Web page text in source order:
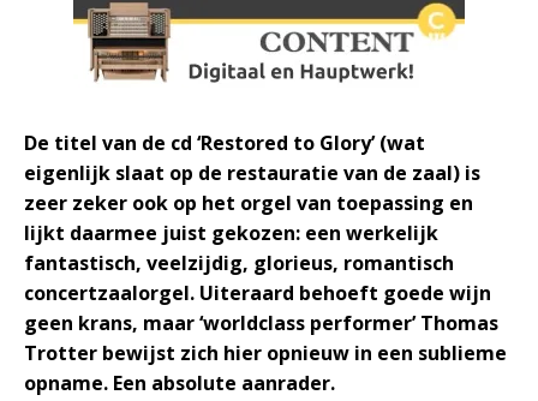
De titel van de cd ‘Restored to Glory’ (wat
eigenlijk slaat op de restauratie van de zaal) is
zeer zeker ook op het orgel van toepassing en
lijkt daarmee juist gekozen: een werkelijk
fantastisch, veelzijdig, glorieus, romantisch
concertzaalorgel. Uiteraard behoeft goede wijn
geen krans, maar ‘worldclass performer’ Thomas
Trotter bewijst zich hier opnieuw in een sublieme
opname. Een absolute aanrader.